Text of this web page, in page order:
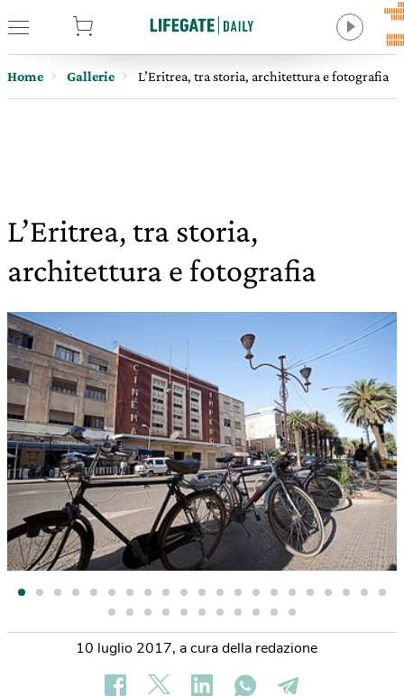
Home Gallerie L’Eritrea, tra storia, architettura e fotografia
L’Eritrea, tra storia,
architettura e fotografia
10 luglio 2017, a cura della redazione